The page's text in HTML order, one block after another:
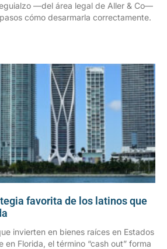
—del área legal de Aller & Co—
cómo desarmarla correctamente.
favorita de los latinos que
invierten en bienes raíces en Estados
en Florida, el término “cash out” forma